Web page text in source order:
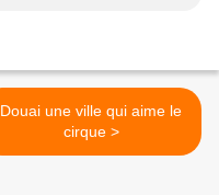
Douai une ville qui aime le
cirque >